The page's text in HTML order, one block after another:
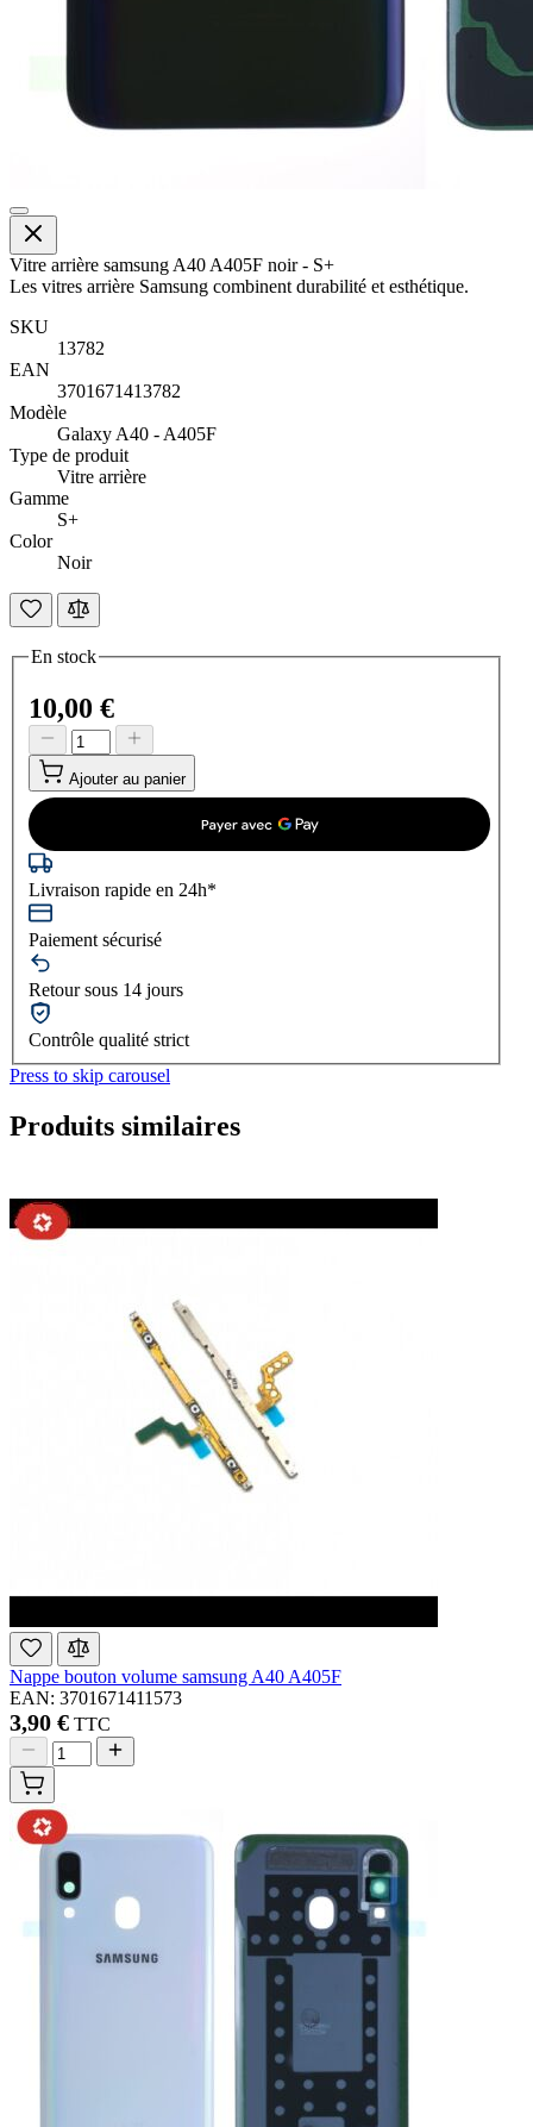
Vitre arrière samsung A40 A405F noir - S+
Les vitres arrière Samsung combinent durabilité et esthétique.
SKU
13782
EAN
3701671413782
Modèle
Galaxy A40 - A405F
Type de produit
Vitre arrière
Gamme
S+
Color
Noir
En stock
10,00 €
Ajouter au panier
Livraison rapide en 24h*
Paiement sécurisé
Retour sous 14 jours
Contrôle qualité strict
Press to skip carousel
Produits similaires
Nappe bouton volume samsung A40 A405F
EAN: 3701671411573
3,90 € TTC